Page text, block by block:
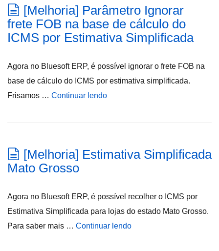
[Melhoria] Parâmetro Ignorar
frete FOB na base de cálculo do
ICMS por Estimativa Simplificada
Agora no Bluesoft ERP, é possível ignorar o frete FOB na
base de cálculo do ICMS por estimativa simplificada.
Frisamos … Continuar lendo
[Melhoria] Estimativa Simplificada
Mato Grosso
Agora no Bluesoft ERP, é possível recolher o ICMS por
Estimativa Simplificada para lojas do estado Mato Grosso.
Para saber mais … Continuar lendo